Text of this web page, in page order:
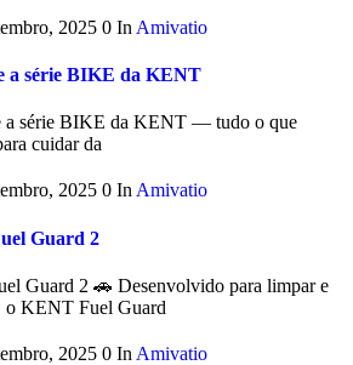
2025 0 In Amivatio
a série BIKE da KENT
a série BIKE da KENT — tudo o que
cuidar da
2025 0 In Amivatio
Guard 2
Guard 2 🚗 Desenvolvido para limpar e
o KENT Fuel Guard
2025 0 In Amivatio